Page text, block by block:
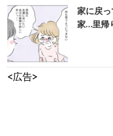
家に戻
家…里帰
<広告>